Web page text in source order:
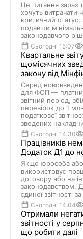
Це питання зараз
хочуть витрачати
критичний
подавши
законодавчого
Сьогодні 15:07
Квартальне
щомісячних
закону від
Серед
для ФОП —
звітний період,
перевірок до 1
податкової
зведених
Сьогодні 14:30
Працівників
Додаток Д1 до
Якщо юрособа або
використовує
договору або на
законодавством,
єдиної звітності
Сьогодні 14:04
Отримали
звітності у
що робити далі